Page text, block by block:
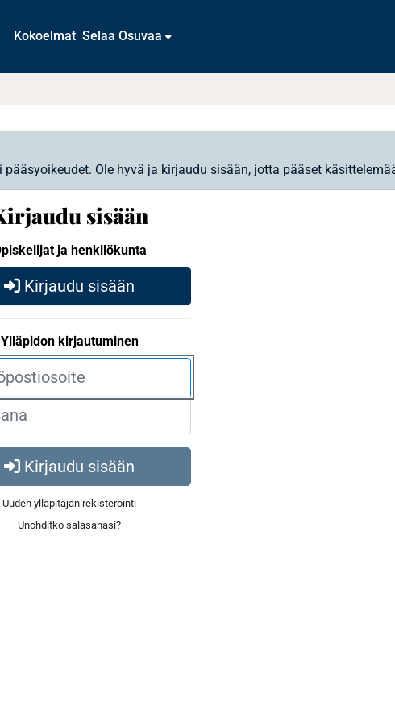
Kokoelmat Selaa Osuvaa
Ole hyvä ja kirjaudu sisään, jotta pääset
sisään
ja henkilökunta
Kirjaudu sisään
Ylläpidon kirjautuminen
Kirjaudu sisään
Uuden ylläpitäjän rekisteröinti
Unohditko salasanasi?